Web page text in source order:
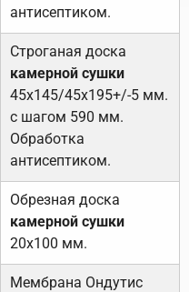
антисептиком.
Строганая доска
камерной сушки
45х145/45х195+/-5 мм.
с шагом 590 мм.
Обработка
антисептиком.
Обрезная доска
камерной сушки
20х100 мм.
Мембрана Ондутис